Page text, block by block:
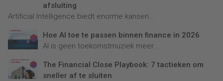
afsluiting
Artificial Intelligence biedt enorme kansen...
Hoe AI toe te passen binnen finance in 2026
AI is geen toekomstmuziek meer...
The Financial Close Playbook: 7 tactieken om
sneller af te sluiten